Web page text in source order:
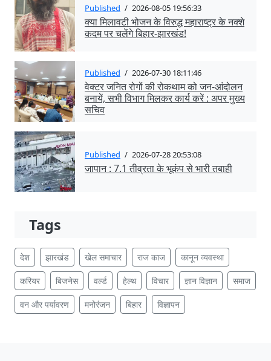
Published / 2026-08-05 19:56:33
क्या मिलावटी भोजन के विरुद्ध महाराष्ट्र के नक्शे
कदम पर चलेंगे बिहार-झारखंड!
Published / 2026-07-30 18:11:46
वेक्टर जनित रोगों की रोकथाम को जन-आंदोलन
बनायें, सभी विभाग मिलकर कार्य करें : अपर मुख्य
सचिव
Published / 2026-07-28 20:53:08
जापान : 7.1 तीव्रता के भूकंप से भारी तबाही
Tags
देश झारखंड खेल समाचार राज काज कानून व्यवस्था
करियर बिजनेस वर्ल्ड हेल्थ विचार ज्ञान विज्ञान समाज
वन और पर्यावरण मनोरंजन बिहार विज्ञापन